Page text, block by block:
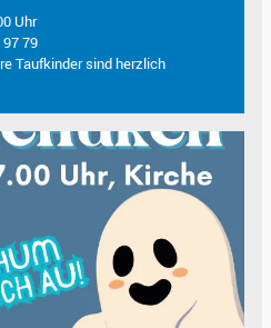
Uhr
79
Taufkinder sind herzlich